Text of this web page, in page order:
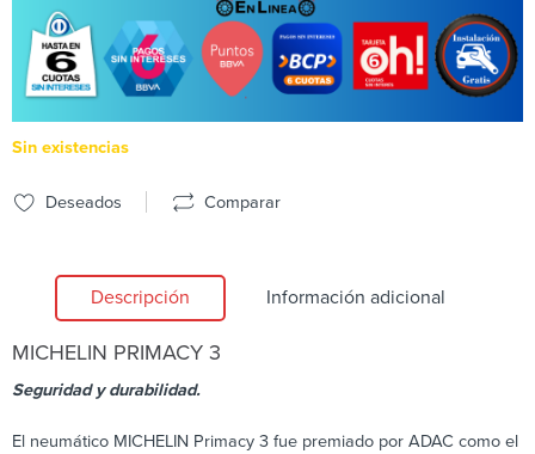
Sin existencias
Deseados Comparar
Descripción Información adicional
MICHELIN PRIMACY 3
Seguridad y durabilidad.
El neumático MICHELIN Primacy 3 fue premiado por ADAC como el